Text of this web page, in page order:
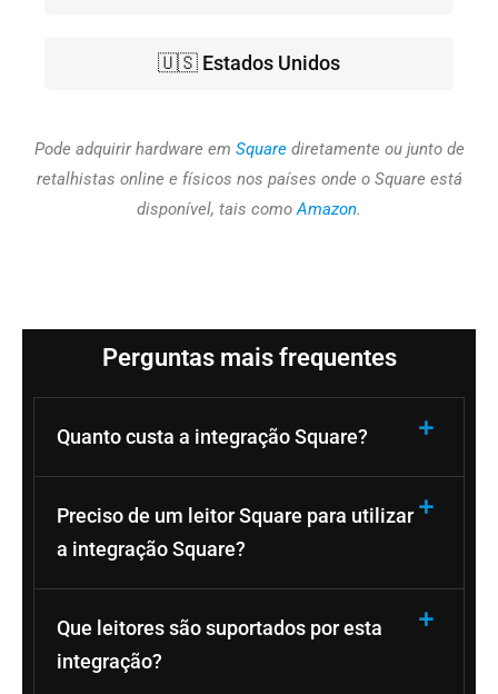
🇺🇸 Estados Unidos
Pode adquirir hardware em Squarediretamente ou junto de
retalhistas online e físicos nos países onde o Square está
disponível, tais comoAmazon.
Perguntas mais frequentes
Quanto custa a integração Square?
Preciso de um leitor Square para utilizar
a integração Square?
Que leitores são suportados por esta
integração?